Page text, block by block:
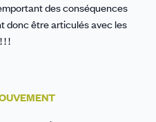
des conséquences
donc être articulés avec les
! !